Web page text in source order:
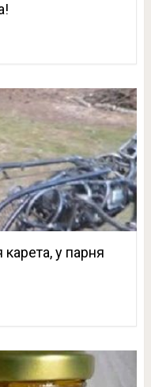
у парня